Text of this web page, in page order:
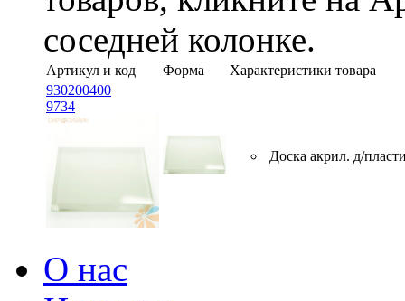
соседней колонке.
Артикул и код Форма
Характеристики товара
930200400
9734
Доска акрил. д/
О нас